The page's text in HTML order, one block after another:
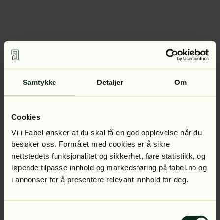
Samtykke Detaljer Om
Cookies
Vi i Fabel ønsker at du skal få en god opplevelse når du
besøker oss. Formålet med cookies er å sikre
nettstedets funksjonalitet og sikkerhet, føre statistikk, og
løpende tilpasse innhold og markedsføring på fabel.no og
i annonser for å presentere relevant innhold for deg.